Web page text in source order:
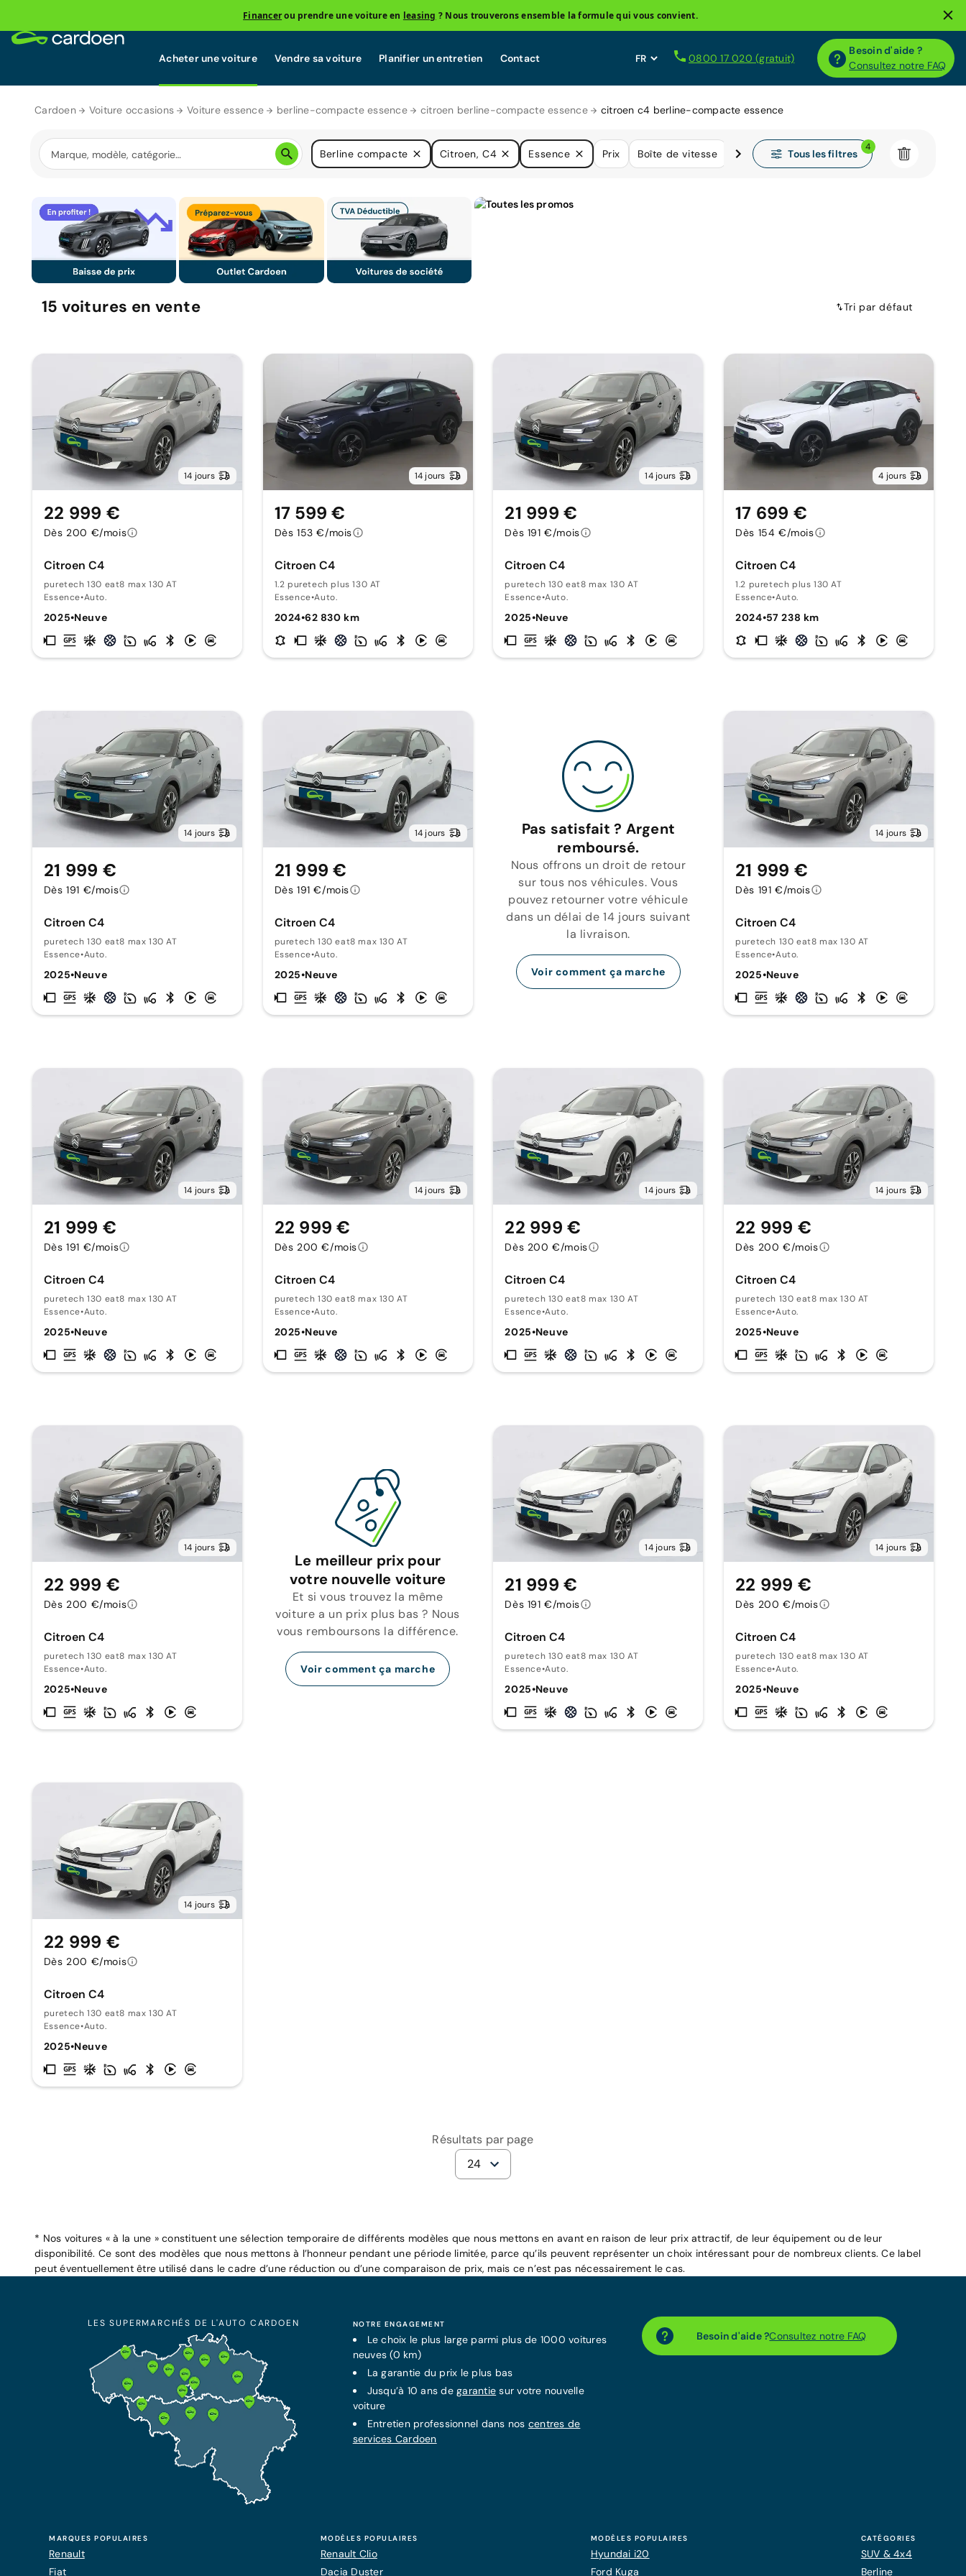
Financerou prendre une voiture en leasing ? Nous trouverons ensemble la formule qui vous convient.
Acheter une voiture Vendre sa voiture Planifier un entretien Contact 0800 17 020 (gratuit)
Besoin d'aide ?
Consultez notre FAQ
Cardoen Voiture occasions Voiture essence berline-compacte essence citroen berline-compacte essence citroen c4 berline-compacte essence
Berline compacte Citroen, C4 Essence Prix Boîte de vitesse KilométrageTous les filtres
4
15voitures en vente Tri par défaut
14 jours
Citroen C4
puretech 130 eat8 max 130 AT
Essence•Auto.
2025•Neuve
22 999 €
Dès 200 €/mois
14 jours
Citroen C4
1.2 puretech plus 130 AT
Essence•Auto.
2024•62 830 km
17 599 €
Dès 153 €/mois
14 jours
Citroen C4
puretech 130 eat8 max 130 AT
Essence•Auto.
2025•Neuve
21 999 €
Dès 191 €/mois
4 jours
Citroen C4
1.2 puretech plus 130 AT
Essence•Auto.
2024•57 238 km
17 699 €
Dès 154 €/mois
14 jours
Citroen C4
puretech 130 eat8 max 130 AT
Essence•Auto.
2025•Neuve
21 999 €
Dès 191 €/mois
14 jours
Citroen C4
puretech 130 eat8 max 130 AT
Essence•Auto.
2025•Neuve
21 999 €
Dès 191 €/mois
Pas satisfait ? Argent
remboursé.
Nous offrons un droit de retour
sur tous nos véhicules. Vous
pouvez retourner votre véhicule
dans un délai de 14 jours suivant
la livraison.
Voir comment ça marche
14 jours
Citroen C4
puretech 130 eat8 max 130 AT
Essence•Auto.
2025•Neuve
21 999 €
Dès 191 €/mois
14 jours
Citroen C4
puretech 130 eat8 max 130 AT
Essence•Auto.
2025•Neuve
21 999 €
Dès 191 €/mois
14 jours
Citroen C4
puretech 130 eat8 max 130 AT
Essence•Auto.
2025•Neuve
22 999 €
Dès 200 €/mois
14 jours
Citroen C4
puretech 130 eat8 max 130 AT
Essence•Auto.
2025•Neuve
22 999 €
Dès 200 €/mois
14 jours
Citroen C4
puretech 130 eat8 max 130 AT
Essence•Auto.
2025•Neuve
22 999 €
Dès 200 €/mois
14 jours
Citroen C4
puretech 130 eat8 max 130 AT
Essence•Auto.
2025•Neuve
22 999 €
Dès 200 €/mois
Le meilleur prix pour
votre nouvelle voiture
Et si vous trouvez la même
voiture a un prix plus bas ? Nous
vous remboursons la différence.
Voir comment ça marche
14 jours
Citroen C4
puretech 130 eat8 max 130 AT
Essence•Auto.
2025•Neuve
21 999 €
Dès 191 €/mois
14 jours
Citroen C4
puretech 130 eat8 max 130 AT
Essence•Auto.
2025•Neuve
22 999 €
Dès 200 €/mois
14 jours
Citroen C4
puretech 130 eat8 max 130 AT
Essence•Auto.
2025•Neuve
22 999 €
Dès 200 €/mois
Résultats par page
24
* Nos voitures « à la une » constituent une sélection temporaire de différents modèles que nous mettons en avant en raison de leur prix attractif, de leur équipement ou de leur
disponibilité. Ce sont des modèles que nous mettons à l’honneur pendant une période limitée, parce qu’ils peuvent représenter un choix intéressant pour de nombreux clients. Ce label
peut éventuellement être utilisé dans le cadre d’une réduction ou d’une comparaison de prix, mais ce n’est pas nécessairement le cas.
Besoin d'aide ?Consultez notre FAQ
NOTRE ENGAGEMENT
Le choix le plus large parmi plus de 1000 voitures
neuves (0 km)
Lagarantie du prix le plus bas
Jusqu’à 10 ans degarantie sur votre nouvelle
voiture
Entretien professionnel dans nos centres de
services Cardoen
LES SUPERMARCHÉS DE L'AUTO CARDOEN
MARQUES POPULAIRES
Renault
Fiat
MODÈLES POPULAIRES
Renault Clio
Dacia Duster
MODÈLES POPULAIRES
Hyundai i20
Ford Kuga
CATÉGORIES
SUV & 4x4
Berline